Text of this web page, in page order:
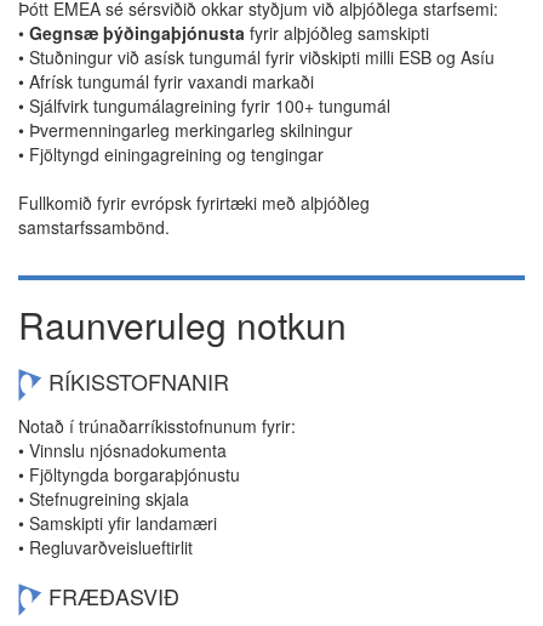
Þótt EMEA sé sérsviðið okkar styðjum við alþjóðlega starfsemi:
• Gegnsæ þýðingaþjónusta fyrir alþjóðleg samskipti
• Stuðningur við asísk tungumál fyrir viðskipti milli ESB og Asíu
• Afrísk tungumál fyrir vaxandi markaði
• Sjálfvirk tungumálagreining fyrir 100+ tungumál
• Þvermenningarleg merkingarleg skilningur
• Fjöltyngd einingagreining og tengingar
Fullkomið fyrir evrópsk fyrirtæki með alþjóðleg
samstarfssambönd.
Raunveruleg notkun
RÍKISSTOFNANIR
Notað í trúnaðarríkisstofnunum fyrir:
• Vinnslu njósnadokumenta
• Fjöltyngda borgaraþjónustu
• Stefnugreining skjala
• Samskipti yfir landamæri
• Regluvarðveislueftirlit
FRÆÐASVIÐ